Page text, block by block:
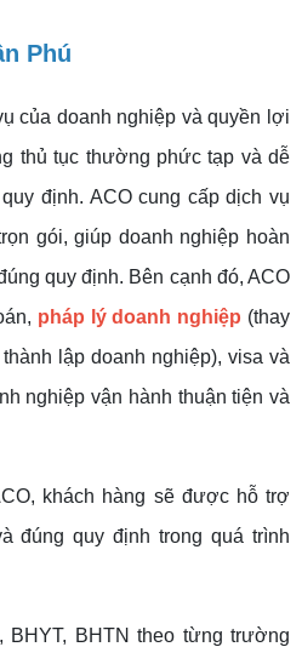
Phú
của doanh nghiệp và quyền lợi
thủ tục thường phức tạp và dễ
định. ACO cung cấp dịch vụ
gói, giúp doanh nghiệp hoàn
quy định. Bên cạnh đó, ACO
pháp lý doanh nghiệp (thay
lập doanh nghiệp), visa và
nghiệp vận hành thuận tiện và
khách hàng sẽ được hỗ trợ
đúng quy định trong quá trình
BHTN theo từng trường